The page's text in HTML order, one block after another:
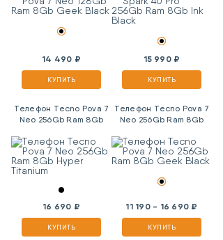
14 490 ₽
КУПИТЬ
15 990 ₽
КУПИТЬ
Телефон Tecno Pova 7
Neo 256Gb Ram 8Gb
16 690 ₽
КУПИТЬ
Телефон Tecno Pova 7
Neo 256Gb Ram 8Gb
11 190 - 16 690 ₽
КУПИТЬ